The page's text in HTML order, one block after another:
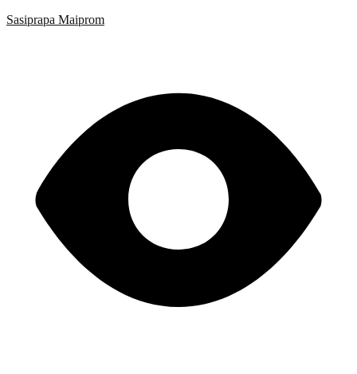
Sasiprapa Maiprom